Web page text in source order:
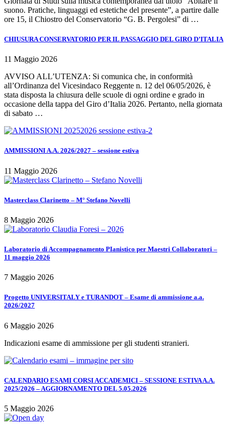
suono. Pratiche, linguaggi ed estetiche del presente”, a partire dalle
ore 15, il Chiostro del Conservatorio “G. B. Pergolesi” di …
CHIUSURA CONSERVATORIO PER IL PASSAGGIO DEL GIRO D’ITALIA
11 Maggio 2026
AVVISO ALL’UTENZA: Si comunica che, in conformità
all’Ordinanza del Vicesindaco Reggente n. 12 del 06/05/2026, è
stata disposta la chiusura delle scuole di ogni ordine e grado in
occasione della tappa del Giro d’Italia 2026. Pertanto, nella giornata
di sabato …
AMMISSIONI A.A. 2026/2027 – sessione estiva
11 Maggio 2026
Masterclass Clarinetto – M° Stefano Novelli
8 Maggio 2026
Laboratorio di Accompagnamento PIanistico per Maestri Collaboratori –
11 maggio 2026
7 Maggio 2026
Progetto UNIVERSITALY e TURANDOT – Esame di ammissione a.a.
2026/2027
6 Maggio 2026
Indicazioni esame di ammissione per gli studenti stranieri.
CALENDARIO ESAMI CORSI ACCADEMICI – SESSIONE ESTIVA A.A.
2025/2026 – AGGIORNAMENTO DEL 5.05.2026
5 Maggio 2026